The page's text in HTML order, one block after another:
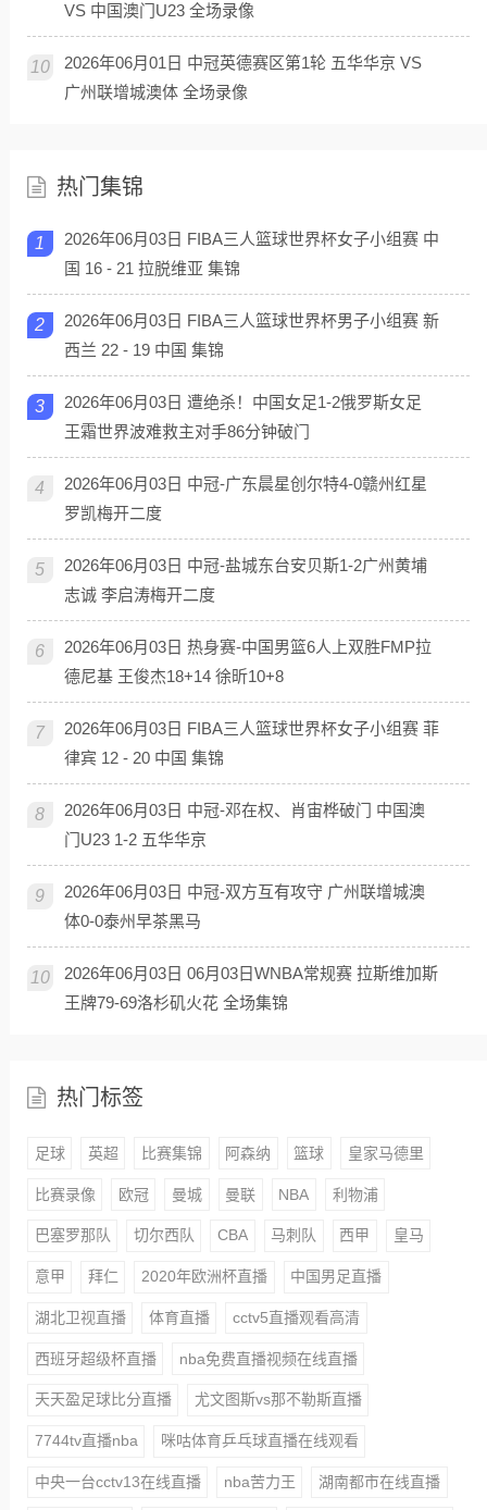
VS 中国澳门U23 全场录像
10
2026年06月01日 中冠英德赛区第1轮 五华华京 VS
广州联增城澳体 全场录像
热门集锦
1
2026年06月03日 FIBA三人篮球世界杯女子小组赛 中
国 16 - 21 拉脱维亚 集锦
2
2026年06月03日 FIBA三人篮球世界杯男子小组赛 新
西兰 22 - 19 中国 集锦
3
2026年06月03日 遭绝杀！中国女足1-2俄罗斯女足
王霜世界波难救主对手86分钟破门
4
2026年06月03日 中冠-广东晨星创尔特4-0赣州红星
罗凯梅开二度
5
2026年06月03日 中冠-盐城东台安贝斯1-2广州黄埔
志诚 李启涛梅开二度
6
2026年06月03日 热身赛-中国男篮6人上双胜FMP拉
德尼基 王俊杰18+14 徐昕10+8
7
2026年06月03日 FIBA三人篮球世界杯女子小组赛 菲
律宾 12 - 20 中国 集锦
8
2026年06月03日 中冠-邓在权、肖宙桦破门 中国澳
门U23 1-2 五华华京
9
2026年06月03日 中冠-双方互有攻守 广州联增城澳
体0-0泰州早茶黑马
10
2026年06月03日 06月03日WNBA常规赛 拉斯维加斯
王牌79-69洛杉矶火花 全场集锦
热门标签
足球 英超 比赛集锦 阿森纳 篮球 皇家马德里
比赛录像 欧冠 曼城 曼联 NBA 利物浦
巴塞罗那队 切尔西队 CBA 马刺队 西甲 皇马
意甲 拜仁 2020年欧洲杯直播 中国男足直播
湖北卫视直播 体育直播 cctv5直播观看高清
西班牙超级杯直播 nba免费直播视频在线直播
天天盈足球比分直播 尤文图斯vs那不勒斯直播
7744tv直播nba 咪咕体育乒乓球直播在线观看
中央一台cctv13在线直播 nba苦力王 湖南都市在线直播